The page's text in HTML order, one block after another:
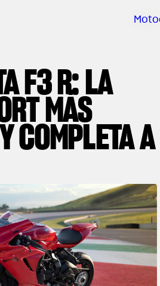
BRUTALE DRAGSTER
CENTRO
FILM -
F3 R: LA
MÁS
COMPLETA A